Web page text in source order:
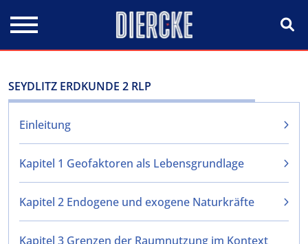
SEYDLITZ ERDKUNDE 2 RLP
Einleitung
Kapitel 1 Geofaktoren als Lebensgrundlage
Kapitel 2 Endogene und exogene Naturkräfte
Kapitel 3 Grenzen der Raumnutzung im Kontext